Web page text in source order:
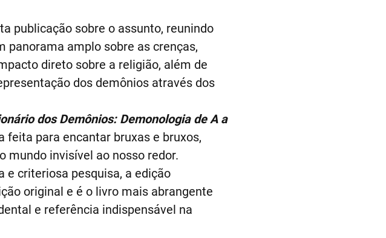
publicação sobre o assunto, reunindo
panorama amplo sobre as crenças,
direto sobre a religião, além de
dos demônios através dos
dos Demônios: Demonologia de A a
para encantar bruxas e bruxos,
mundo invisível ao nosso redor.
e criteriosa pesquisa, a edição
original e é o livro mais abrangente
e referência indispensável na